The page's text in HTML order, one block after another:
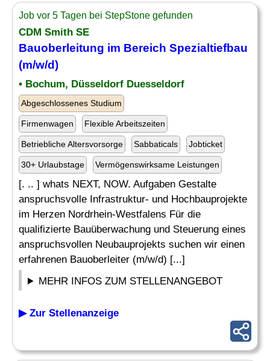
Job vor 5 Tagen bei StepStone gefunden
CDM Smith SE
Bauoberleitung im Bereich Spezialtiefbau
(m/w/d)
• Bochum, Düsseldorf Duesseldorf
Abgeschlossenes Studium
Firmenwagen Flexible Arbeitszeiten
Betriebliche Altersvorsorge Sabbaticals Jobticket
30+ Urlaubstage Vermögenswirksame Leistungen
[. .. ] whats NEXT, NOW. Aufgaben Gestalte
anspruchsvolle Infrastruktur- und Hochbauprojekte
im Herzen Nordrhein-Westfalens Für die
qualifizierte Bauüberwachung und Steuerung eines
anspruchsvollen Neubauprojekts suchen wir einen
erfahrenen Bauoberleiter (m/w/d) [...]
MEHR INFOS ZUM STELLENANGEBOT
▶ Zur Stellenanzeige